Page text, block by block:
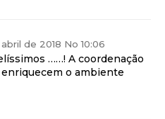
de 2018 No 10:06
……! A coordenação
o ambiente